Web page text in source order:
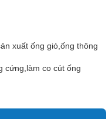
xuất ống gió,ống thông
cứng,làm co cút ống